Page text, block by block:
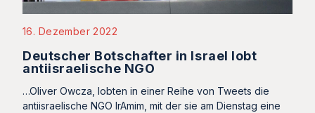
16. Dezember 2022
Deutscher Botschafter in Israel lobt
antiisraelische NGO
…Oliver Owcza, lobten in einer Reihe von Tweets die
antiisraelische NGO IrAmim, mit der sie am Dienstag eine